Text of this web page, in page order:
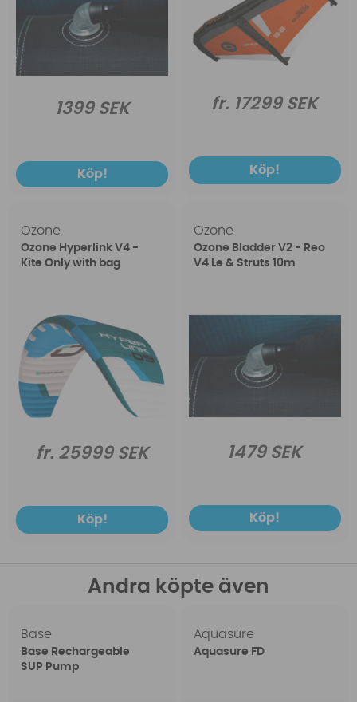
1399 SEK
Köp!
fr. 17299 SEK
Köp!
Ozone
Ozone Hyperlink V4 -
Kite Only with bag
fr. 25999 SEK
Köp!
Ozone
Ozone Bladder V2 - Reo
V4 Le & Struts 10m
1479 SEK
Köp!
Andra köpte även
Base
Base Rechargeable
SUP Pump
Aquasure
Aquasure FD